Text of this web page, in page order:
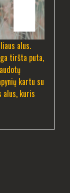
alus.
tiršta puta,
kartu su
alus, kuris